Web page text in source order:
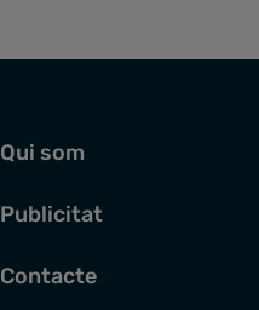
Qui som
Publicitat
Contacte